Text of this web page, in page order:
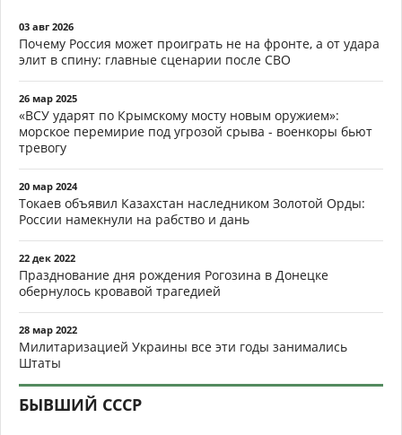
03 авг 2026
Почему Россия может проиграть не на фронте, а от удара
элит в спину: главные сценарии после СВО
26 мар 2025
«ВСУ ударят по Крымскому мосту новым оружием»:
морское перемирие под угрозой срыва - военкоры бьют
тревогу
20 мар 2024
Токаев объявил Казахстан наследником Золотой Орды:
России намекнули на рабство и дань
22 дек 2022
Празднование дня рождения Рогозина в Донецке
обернулось кровавой трагедией
28 мар 2022
Милитаризацией Украины все эти годы занимались
Штаты
БЫВШИЙ СССР